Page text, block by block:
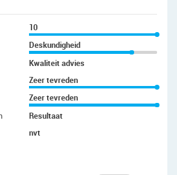
10
Deskundigheid
Kwaliteit advies
Zeer tevreden
Zeer tevreden
Resultaat
nvt